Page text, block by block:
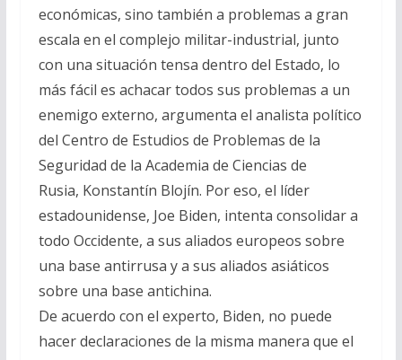
económicas, sino también a problemas a gran
escala en el complejo militar-industrial, junto
con una situación tensa dentro del Estado, lo
más fácil es achacar todos sus problemas a un
enemigo externo, argumenta el analista político
del Centro de Estudios de Problemas de la
Seguridad de la Academia de Ciencias de
Rusia, Konstantín Blojín. Por eso, el líder
estadounidense, Joe Biden, intenta consolidar a
todo Occidente, a sus aliados europeos sobre
una base antirrusa y a sus aliados asiáticos
sobre una base antichina.
De acuerdo con el experto, Biden, no puede
hacer declaraciones de la misma manera que el